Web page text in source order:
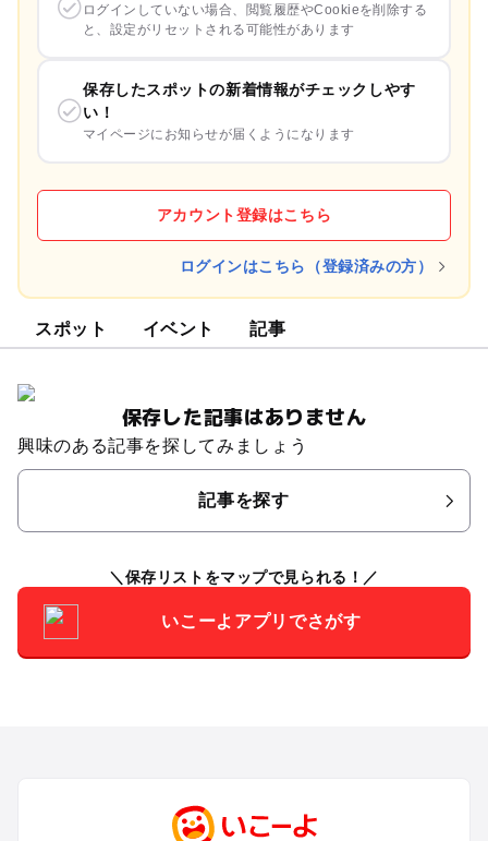
ログインしていない場合、閲覧履歴やCookieを削除する
と、設定がリセットされる可能性があります
保存したスポットの新着情報がチェックしやす
い！
マイページにお知らせが届くようになります
アカウント登録はこちら
ログインはこちら（登録済みの方）
スポット イベント 記事
保存した記事はありません
興味のある記事を探してみましょう
記事を探す
保存リストをマップで見られる！
いこーよアプリでさがす